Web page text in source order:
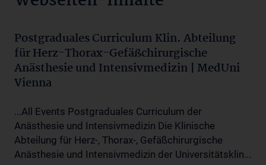
Postgraduales Curriculum Klin. Abteilung
für Herz-Thorax-Gefäßchirurgische
Anästhesie und Intensivmedizin | MedUni
Vienna
...All Events Postgraduales Curriculum der
Anästhesie und Intensivmedizin Die Klinische
Abteilung für Herz-, Thorax-, Gefäßchirurgische
Anästhesie und Intensivmedizin der Universitätsklin...